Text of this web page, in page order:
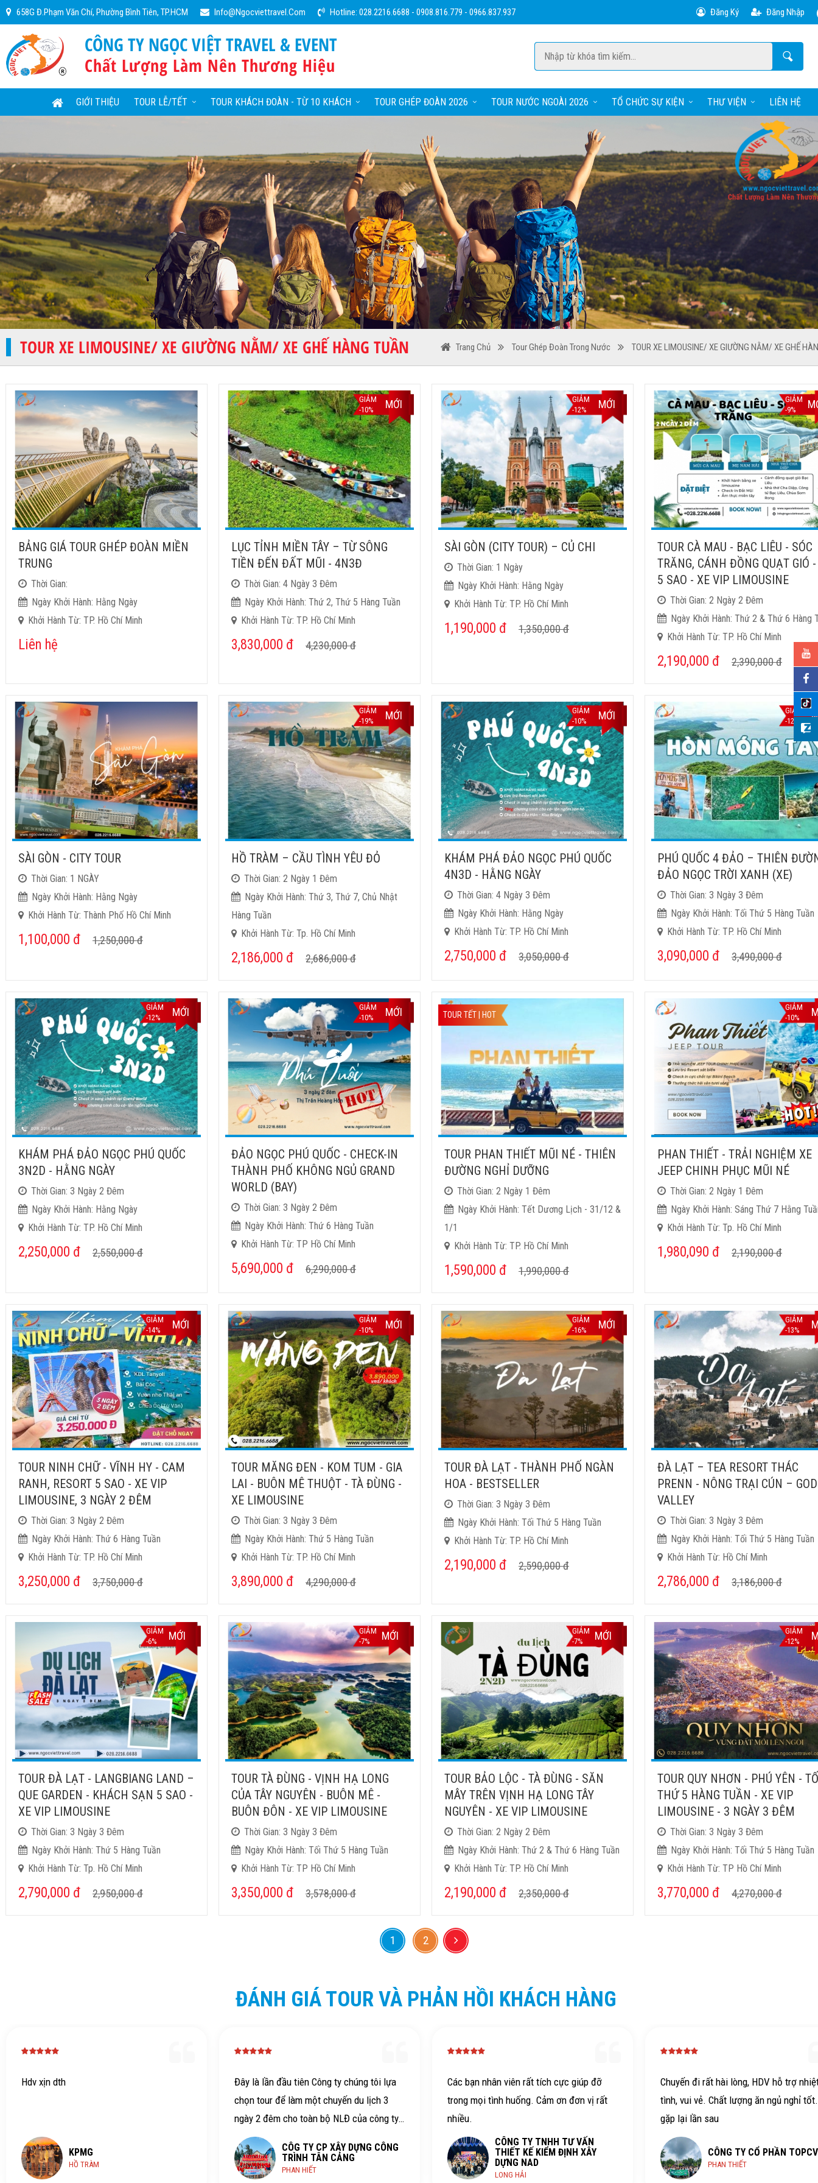
658G Đ.Phạm Văn Chí, Phường Bình Tiên, TP.HCM Info@ngocviettravel.com Hotline: 028.2216.6688 - 0908.816.779 - 0966.837.937 Đăng Ký Đăng Nhập
CÔNG TY NGỌC VIỆT TRAVEL & EVENT
Chất Lượng Làm Nên Thương Hiệu
GIỚI THIỆU TOUR LỄ/TẾT TOUR KHÁCH ĐOÀN - TỪ 10 KHÁCH TOUR GHÉP ĐOÀN 2026 TOUR NƯỚC NGOÀI 2026 TỔ CHỨC SỰ KIỆN THƯ VIỆN LIÊN HỆ
TOUR XE LIMOUSINE/ XE GIƯỜNG NẰM/ XE GHẾ HÀNG TUẦN Trang Chủ Tour Ghép Đoàn Trong Nước TOUR XE LIMOUSINE/ XE GIƯỜNG NẰM/ XE GHẾ
BẢNG GIÁ TOUR GHÉP ĐOÀN MIỀN
TRUNG
Thời Gian:
Ngày Khởi Hành: Hằng Ngày
Khởi Hành Từ: TP. Hồ Chí Minh
Liên hệ
GIẢM
-10%
MỚI
LỤC TỈNH MIỀN TÂY – TỪ SÔNG
TIỀN ĐẾN ĐẤT MŨI - 4N3Đ
Thời Gian: 4 Ngày 3 Đêm
Ngày Khởi Hành: Thứ 2, Thứ 5 Hàng Tuần
Khởi Hành Từ: TP. Hồ Chí Minh
3,830,000 đ 4,230,000đ
GIẢM
-12%
MỚI
SÀI GÒN (CITY TOUR) – CỦ CHI
Thời Gian: 1 Ngày
Ngày Khởi Hành: Hằng Ngày
Khởi Hành Từ: TP. Hồ Chí Minh
1,190,000 đ 1,350,000đ
GIẢM
-9%
TOUR CÀ MAU - BẠC LIÊU - SÓC
TRĂNG, CÁNH ĐỒNG QUẠT GIÓ
5 SAO - XE VIP LIMOUSINE
Thời Gian: 2 Ngày 2 Đêm
Ngày Khởi Hành: Thứ 2 & Thứ 6 Hàng
Khởi Hành Từ: TP. Hồ Chí Minh
2,190,000 đ 2,390,000đ
SÀI GÒN - CITY TOUR
Thời Gian: 1 NGÀY
Ngày Khởi Hành: Hằng Ngày
Khởi Hành Từ: Thành Phố Hồ Chí Minh
1,100,000 đ 1,250,000đ
GIẢM
-19%
MỚI
HỒ TRÀM – CẦU TÌNH YÊU ĐỎ
Thời Gian: 2 Ngày 1 Đêm
Ngày Khởi Hành: Thứ 3, Thứ 7, Chủ Nhật
Hàng Tuần
Khởi Hành Từ: Tp. Hồ Chí Minh
2,186,000 đ 2,686,000đ
GIẢM
-10%
MỚI
KHÁM PHÁ ĐẢO NGỌC PHÚ QUỐC
4N3D - HẰNG NGÀY
Thời Gian: 4 Ngày 3 Đêm
Ngày Khởi Hành: Hằng Ngày
Khởi Hành Từ: TP. Hồ Chí Minh
2,750,000 đ 3,050,000đ
GIẢM
-12%
PHÚ QUỐC 4 ĐẢO – THIÊN
ĐẢO NGỌC TRỜI XANH (XE)
Thời Gian: 3 Ngày 3 Đêm
Ngày Khởi Hành: Tối Thứ 5 Hàng Tuần
Khởi Hành Từ: TP. Hồ Chí Minh
3,090,000 đ 3,490,000đ
GIẢM
-12%
MỚI
KHÁM PHÁ ĐẢO NGỌC PHÚ QUỐC
3N2D - HẰNG NGÀY
Thời Gian: 3 Ngày 2 Đêm
Ngày Khởi Hành: Hằng Ngày
Khởi Hành Từ: TP. Hồ Chí Minh
2,250,000 đ 2,550,000đ
GIẢM
-10%
MỚI
ĐẢO NGỌC PHÚ QUỐC - CHECK-IN
THÀNH PHỐ KHÔNG NGỦ GRAND
WORLD (BAY)
Thời Gian: 3 Ngày 2 Đêm
Ngày Khởi Hành: Thứ 6 Hàng Tuần
Khởi Hành Từ: TP Hồ Chí Minh
5,690,000 đ 6,290,000đ
TOUR TẾT | HOT
TOUR PHAN THIẾT MŨI NÉ - THIÊN
ĐƯỜNG NGHỈ DƯỠNG
Thời Gian: 2 Ngày 1 Đêm
Ngày Khởi Hành: Tết Dương Lịch - 31/12 &
1/1
Khởi Hành Từ: TP. Hồ Chí Minh
1,590,000 đ 1,990,000đ
GIẢM
-10%
PHAN THIẾT - TRẢI NGHIỆM XE
JEEP CHINH PHỤC MŨI NÉ
Thời Gian: 2 Ngày 1 Đêm
Ngày Khởi Hành: Sáng Thứ 7 Hằng
Khởi Hành Từ: Tp. Hồ Chí Minh
1,980,090 đ 2,190,000đ
GIẢM
-14%
MỚI
TOUR NINH CHỮ - VĨNH HY - CAM
RANH, RESORT 5 SAO - XE VIP
LIMOUSINE, 3 NGÀY 2 ĐÊM
Thời Gian: 3 Ngày 2 Đêm
Ngày Khởi Hành: Thứ 6 Hàng Tuần
Khởi Hành Từ: TP. Hồ Chí Minh
3,250,000 đ 3,750,000đ
GIẢM
-10%
MỚI
TOUR MĂNG ĐEN - KOM TUM - GIA
LAI - BUÔN MÊ THUỘT - TÀ ĐÙNG -
XE LIMOUSINE
Thời Gian: 3 Ngày 3 Đêm
Ngày Khởi Hành: Thứ 5 Hàng Tuần
Khởi Hành Từ: TP. Hồ Chí Minh
3,890,000 đ 4,290,000đ
GIẢM
-16%
MỚI
TOUR ĐÀ LẠT - THÀNH PHỐ NGÀN
HOA - BESTSELLER
Thời Gian: 3 Ngày 3 Đêm
Ngày Khởi Hành: Tối Thứ 5 Hàng Tuần
Khởi Hành Từ: TP. Hồ Chí Minh
2,190,000 đ 2,590,000đ
GIẢM
-13%
ĐÀ LẠT – TEA RESORT THÁC
PRENN - NÔNG TRẠI CÚN – GOD
VALLEY
Thời Gian: 3 Ngày 3 Đêm
Ngày Khởi Hành: Tối Thứ 5 Hàng Tuần
Khởi Hành Từ: Hồ Chí Minh
2,786,000 đ 3,186,000đ
GIẢM
-6%
MỚI
TOUR ĐÀ LẠT - LANGBIANG LAND –
QUE GARDEN - KHÁCH SẠN 5 SAO -
XE VIP LIMOUSINE
Thời Gian: 3 Ngày 3 Đêm
Ngày Khởi Hành: Thứ 5 Hàng Tuần
Khởi Hành Từ: Tp. Hồ Chí Minh
2,790,000 đ 2,950,000đ
GIẢM
-7%
MỚI
TOUR TÀ ĐÙNG - VỊNH HẠ LONG
CỦA TÂY NGUYÊN - BUÔN MÊ -
BUÔN ĐÔN - XE VIP LIMOUSINE
Thời Gian: 3 Ngày 3 Đêm
Ngày Khởi Hành: Tối Thứ 5 Hàng Tuần
Khởi Hành Từ: TP Hồ Chí Minh
3,350,000 đ 3,578,000đ
GIẢM
-7%
MỚI
TOUR BẢO LỘC - TÀ ĐÙNG - SĂN
MÂY TRÊN VỊNH HẠ LONG TÂY
NGUYÊN - XE VIP LIMOUSINE
Thời Gian: 2 Ngày 2 Đêm
Ngày Khởi Hành: Thứ 2 & Thứ 6 Hàng Tuần
Khởi Hành Từ: TP. Hồ Chí Minh
2,190,000 đ 2,350,000đ
GIẢM
-12%
TOUR QUY NHƠN - PHÚ YÊN -
THỨ 5 HÀNG TUẦN - XE VIP
LIMOUSINE - 3 NGÀY 3 ĐÊM
Thời Gian: 3 Ngày 3 Đêm
Ngày Khởi Hành: Tối Thứ 5 Hàng Tuần
Khởi Hành Từ: TP Hồ Chí Minh
3,770,000 đ 4,270,000đ
1 2
ĐÁNH GIÁ TOUR VÀ PHẢN HỒI KHÁCH HÀNG
Hdv xịn dth
KPMG
HỒ TRÀM
Đây là lần đầu tiên Công ty chúng tôi lựa
chọn tour để làm một chuyến du lịch 3
ngày 2 đêm cho toàn bộ NLĐ của công ty.
Thực sự đây là một chuyến đi hết sức vui,
ý nghĩa nhằm gắn bó hơn tình đoàn kết
của cả công ty. Ngọc Việt travel thực sự
CÔG TY CP XÂY DỰNG CÔNG
TRÌNH TÂN CẢNG
PHAN HIẾT
Các bạn nhân viên rất tích cực giúp đỡ
trong mọi tình huống. Cảm ơn đơn vị rất
nhiều.
CÔNG TY TNHH TƯ VẤN
THIẾT KẾ KIỂM ĐỊNH XÂY
DỰNG NAD
LONG HẢI
Chuyến đi rất hài lòng, HDV hỗ trợ
tình, vui vẻ. Chất lượng ăn ngủ nghỉ
gặp lại lần sau
CÔNG TY CỔ PHẦN TOPCV
PHAN THIẾT